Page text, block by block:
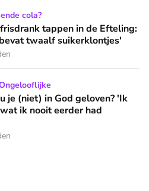
in de Efteling: 'Een beker
cola?
tappen in de Efteling:
twaalf suikerklontjes'
geloven? 'Ik voelde iets wat
je (niet) in God geloven? 'Ik
ik nooit eerder had